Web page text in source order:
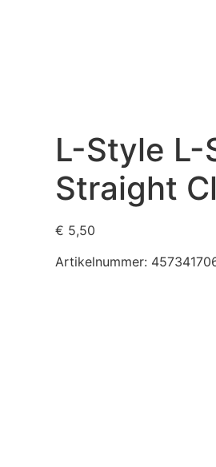
L-Style
Straight
€ 5,50
Artikelnummer: